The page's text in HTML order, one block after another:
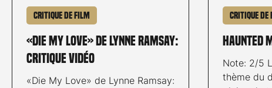
«Die My Love» de Lynne Ramsay:
critique vidéo
«Die My Love» de Lynne Ramsay:
Critique de film
Haunted
Note: 2/5
thème du
Critique